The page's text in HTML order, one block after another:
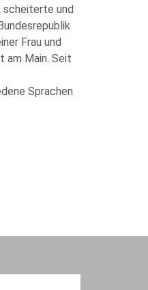
scheiterte und
Frau und
am Main. Seit
Sprachen